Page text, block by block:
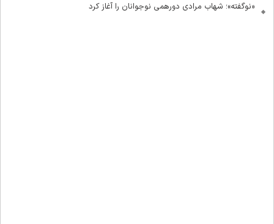
«نوگفته»؛ شهاب مرادی دورهمی نوجوانان را آغاز کرد